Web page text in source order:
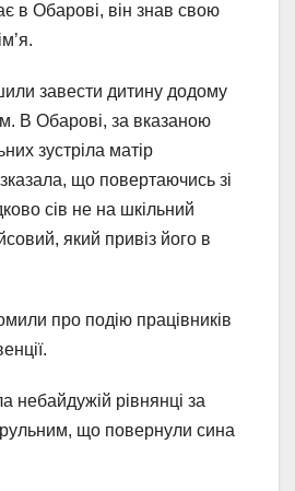
в Обарові, він знав свою
завести дитину додому
В Обарові, за вказаною
зустріла матір
що повертаючись зі
сів не на шкільний
який привіз його в
про подію працівників
небайдужій рівнянці за
що повернули сина